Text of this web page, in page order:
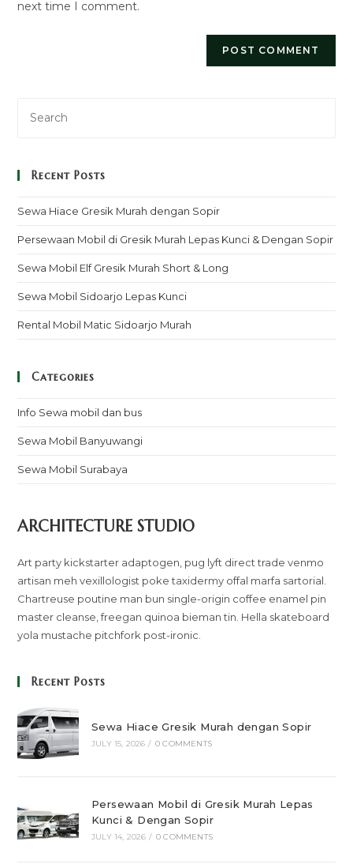
next time I comment.
Recent Posts
Sewa Hiace Gresik Murah dengan Sopir
Persewaan Mobil di Gresik Murah Lepas Kunci & Dengan Sopir
Sewa Mobil Elf Gresik Murah Short & Long
Sewa Mobil Sidoarjo Lepas Kunci
Rental Mobil Matic Sidoarjo Murah
Categories
Info Sewa mobil dan bus
Sewa Mobil Banyuwangi
Sewa Mobil Surabaya
ARCHITECTURE STUDIO
Art party kickstarter adaptogen, pug lyft direct trade venmo
artisan meh vexillologist poke taxidermy offal marfa sartorial.
Chartreuse poutine man bun single-origin coffee enamel pin
master cleanse, freegan quinoa bieman tin. Hella skateboard
yola mustache pitchfork post-ironic.
Recent Posts
Sewa Hiace Gresik Murah dengan Sopir
JULY 15, 2026 / 0 COMMENTS
Persewaan Mobil di Gresik Murah Lepas
Kunci & Dengan Sopir
JULY 14, 2026 / 0 COMMENTS